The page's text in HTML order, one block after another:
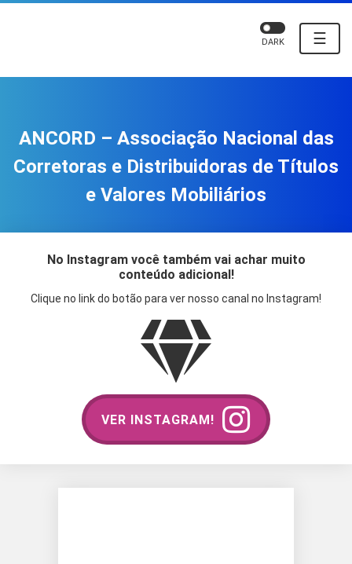
☰
DARK
ANCORD – Associação Nacional das
Corretoras e Distribuidoras de Títulos
e Valores Mobiliários
No Instagram você também vai achar muito
conteúdo adicional!
Clique no link do botão para ver nosso canal no Instagram!
VER INSTAGRAM!